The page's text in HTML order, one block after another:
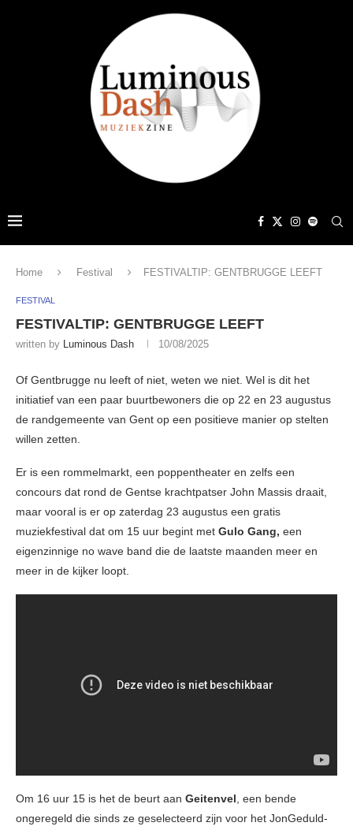
Home Festival FESTIVALTIP: GENTBRUGGE LEEFT
FESTIVAL
FESTIVALTIP: GENTBRUGGE LEEFT
written by Luminous Dash 10/08/2025
Of Gentbrugge nu leeft of niet, weten we niet. Wel is dit het
initiatief van een paar buurtbewoners die op 22 en 23 augustus
de randgemeente van Gent op een positieve manier op stelten
willen zetten.
Er is een rommelmarkt, een poppentheater en zelfs een
concours dat rond de Gentse krachtpatser John Massis draait,
maar vooral is er op zaterdag 23 augustus een gratis
muziekfestival dat om 15 uur begint met Gulo Gang, een
eigenzinnige no wave band die de laatste maanden meer en
meer in de kijker loopt.
Om 16 uur 15 is het de beurt aan Geitenvel , een bende
ongeregeld die sinds ze geselecteerd zijn voor het JonGeduld-